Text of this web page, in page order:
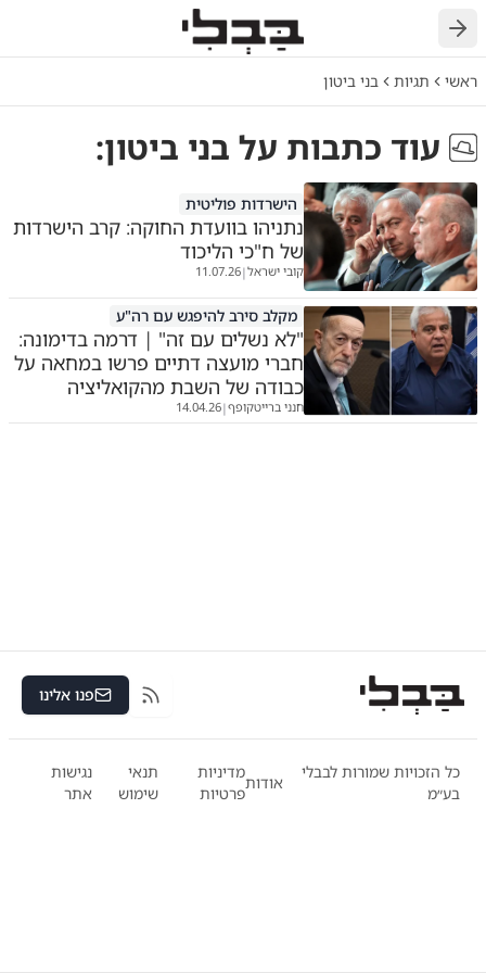
חזרה
ראשי תגיות בני ביטון
עוד כתבות על בני ביטון:
הישרדות פוליטית
נתניהו בוועדת החוקה: קרב הישרדות
של ח"כי הליכוד
קובי ישראל|
11.07.26
מקלב סירב להיפגש עם רה"ע
"לא נשלים עם זה" | דרמה בדימונה:
חברי מועצה דתיים פרשו במחאה על
כבודה של השבת מהקואליציה
חנני ברייטקופף|
14.04.26
RSS פנו אלינו
כל הזכויות שמורות לבבלי
בע״מ
אודות
מדיניות
פרטיות
תנאי
שימוש
נגישות
אתר